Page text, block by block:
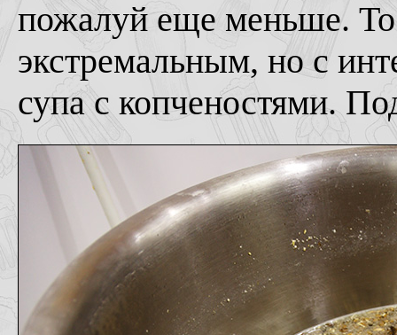
пожалуй еще меньше. То
экстремальным, но с
супа с копченостями.